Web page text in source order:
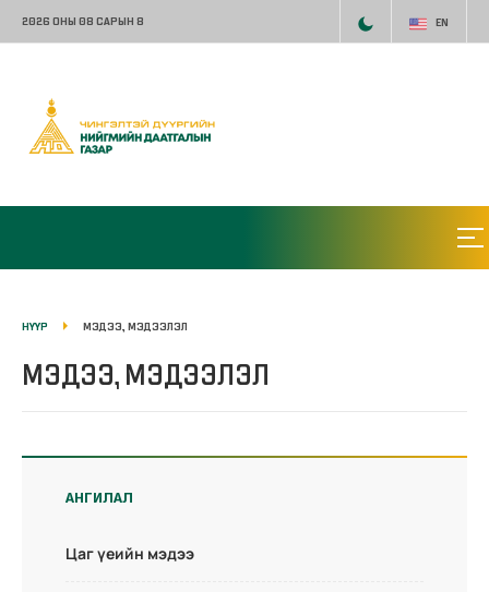
2026 ОНЫ 08 САРЫН 8 EN
НҮҮР МЭДЭЭ, МЭДЭЭЛЭЛ
МЭДЭЭ, МЭДЭЭЛЭЛ
АНГИЛАЛ
Цаг үеийн мэдээ